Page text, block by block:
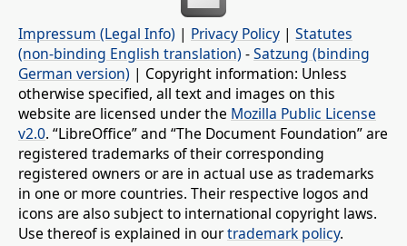
Impressum (Legal Info) | Privacy Policy | Statutes
(non-binding English translation) -Satzung (binding
German version) | Copyright information: Unless
otherwise specified, all text and images on this
website are licensed under the Mozilla Public License
v2.0. “LibreOffice” and “The Document Foundation” are
registered trademarks of their corresponding
registered owners or are in actual use as trademarks
in one or more countries. Their respective logos and
icons are also subject to international copyright laws.
Use thereof is explained in ourtrademark policy.